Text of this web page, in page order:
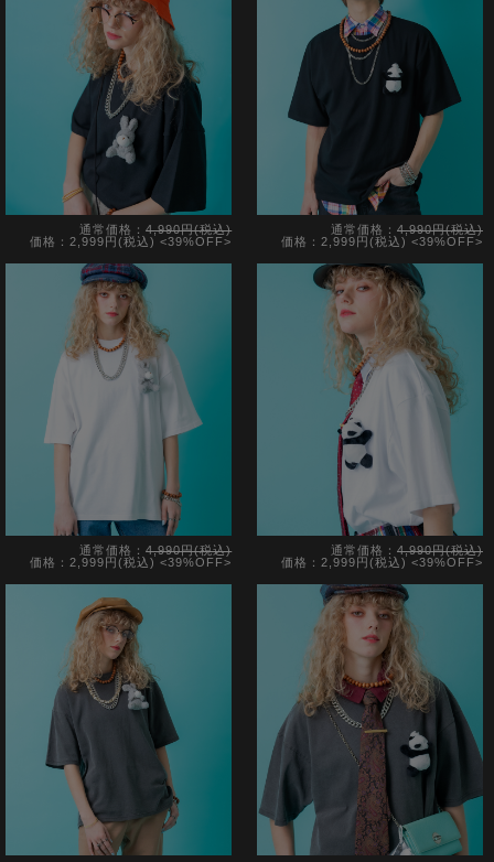
通常価格：4,990円(税込)
価格：2,999円(税込)<39%OFF>
通常価格： 4,990円(税込)
価格：2,999円(税込) <39%OFF>
通常価格：4,990円(税込)
価格：2,999円(税込)<39%OFF>
通常価格： 4,990円(税込)
価格：2,999円(税込) <39%OFF>